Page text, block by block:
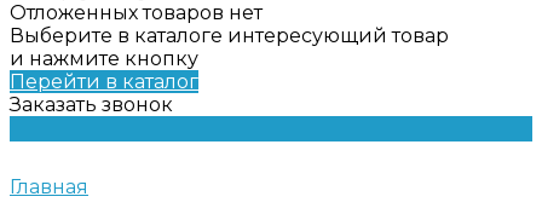
Отложенных товаров нет
Выберите в каталоге интересующий товар
и нажмите кнопку
Перейти в каталог
Заказать звонок
Главная